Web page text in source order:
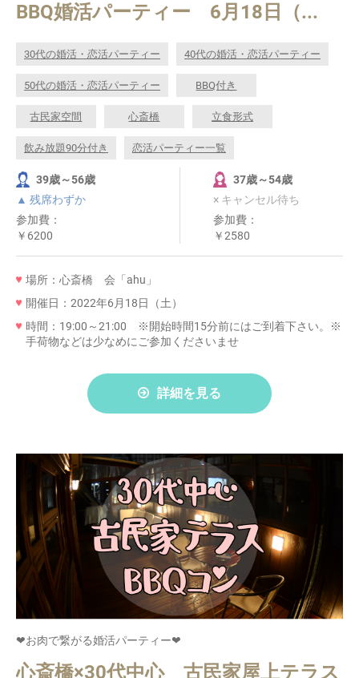
BBQ婚活パーティー 6月18日（...
30代の婚活・恋活パーティー 40代の婚活・恋活パーティー
50代の婚活・恋活パーティー BBQ付き
古民家空間 心斎橋 立食形式
飲み放題90分付き 恋活パーティー一覧
39歳～56歳
▲ 残席わずか
参加費：
￥6200
37歳～54歳
× キャンセル待ち
参加費：
￥2580
場所：心斎橋 会「ahu」
開催日：2022年6月18日（土）
時間：19:00～21:00 ※開始時間15分前にはご到着下さい。※
手荷物などは少なめにご参加くださいませ
詳細を見る
❤お肉で繋がる婚活パーティー❤
心斎橋×30代中心 古民家屋上テラス